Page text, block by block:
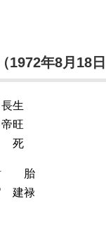
1972年8月18日
生
旺
胎
建禄